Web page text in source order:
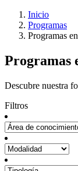
Inicio
Programas
Programas
Programas
Descubre nuestra
Filtros